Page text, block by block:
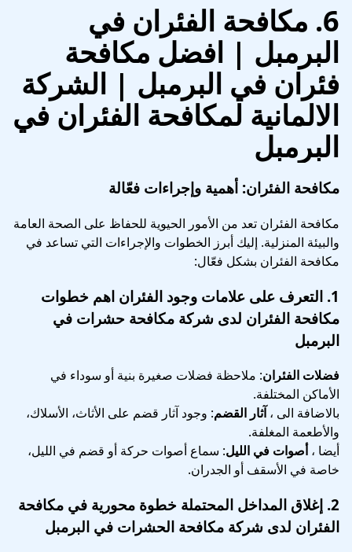
6. مكافحة الفئران في
البرمبل | افضل مكافحة
فئران في البرمبل | الشركة
الالمانية لمكافحة الفئران في
البرمبل
مكافحة الفئران: أهمية وإجراءات فعّالة
مكافحة الفئران تعد من الأمور الحيوية للحفاظ على الصحة العامة
والبيئة المنزلية. إليك أبرز الخطوات والإجراءات التي تساعد في
مكافحة الفئران بشكل فعّال:
1. التعرف على علامات وجود الفئران اهم خطوات
مكافحة الفئران لدى شركة مكافحة حشرات في
البرمبل
فضلات الفئران: ملاحظة فضلات صغيرة بنية أو سوداء في
الأماكن المختلفة.
بالاضافة الى ، آثار القضم: وجود آثار قضم على الأثاث، الأسلاك،
والأطعمة المغلفة.
أيضا ،أصوات في الليل: سماع أصوات حركة أو قضم في الليل،
خاصة في الأسقف أو الجدران.
2. إغلاق المداخل المحتملة خطوة محورية في مكافحة
الفئران لدى شركة مكافحة الحشرات في البرمبل